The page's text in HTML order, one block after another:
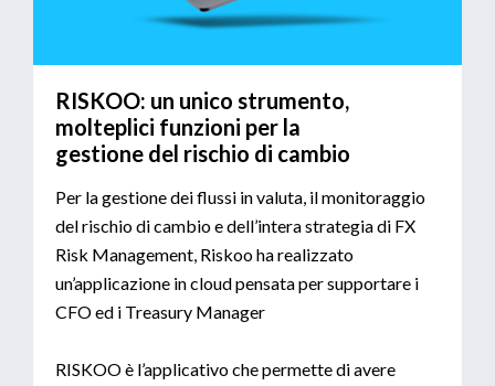
RISKOO: un unico strumento,
molteplici funzioni per la
gestione del rischio di cambio
Per la gestione dei flussi in valuta, il monitoraggio
del rischio di cambio e dell’intera strategia di FX
Risk Management, Riskoo ha realizzato
un’applicazione in cloud pensata per supportare i
CFO ed i Treasury Manager
RISKOO è l’applicativo che permette di avere